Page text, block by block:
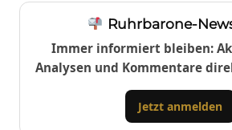
Ruhrbarone-
Immer informiert bleiben:
Analysen und Kommentare
Jetzt anmelden